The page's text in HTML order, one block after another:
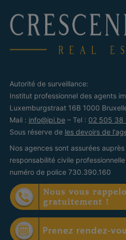
Autorité de surveillance:
Institut professionnel des agents
Luxemburgstraat 16B 1000
Mail : info@ipi.be– Tel : 02 505 38
Sous réserve de les devoirs de
Nos agences sont assurées
responsabilité civile
numéro de police 730.390.160